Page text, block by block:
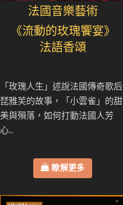
法國音樂藝術
《流動的玫瑰饗宴》
法語香頌
「玫瑰人生」述說法國傳奇歌后
琵雅芙的故事，「小雲雀」的甜
美與殞落，如何打動法國人芳
心..
瞭解更多